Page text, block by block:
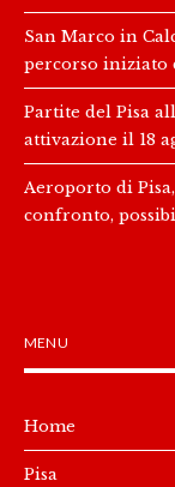
San Marco in
percorso iniziato
Partite del Pisa
attivazione il 18
Aeroporto di
confronto,
MENU
Home
Pisa